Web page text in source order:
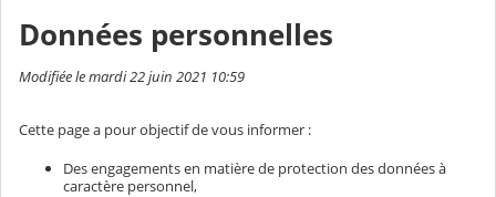
Données personnelles
Modifiée le mardi 22 juin 2021 10:59
Cette page a pour objectif de vous informer :
Des engagements en matière de protection des données à
caractère personnel,